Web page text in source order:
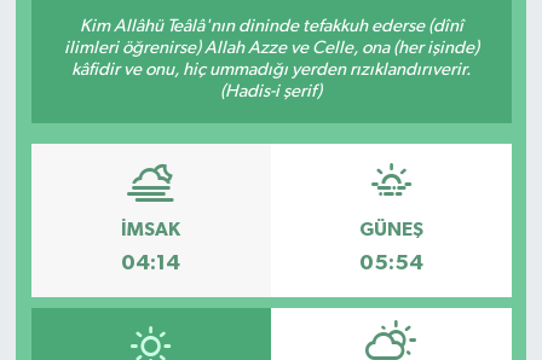
Kim Allâhü Teâlâ'nın dininde tefakkuh ederse (dînî
ilimleri öğrenirse) Allah Azze ve Celle, ona (her işinde)
kâfidir ve onu, hiç ummadığı yerden rızıklandırıverir.
(Hadis-i şerif)
İMSAK
04:14
GÜNEŞ
05:54